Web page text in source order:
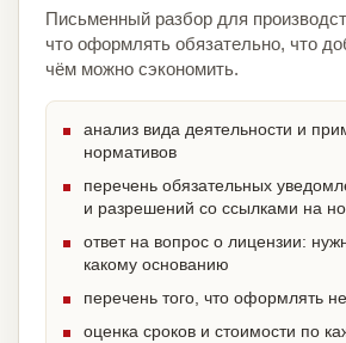
Письменный разбор для
что оформлять обязательно, что
чём можно сэкономить.
анализ вида деятельности и
нормативов
перечень обязательных
и разрешений со ссылками на
ответ на вопрос о лицензии:
какому основанию
перечень того, что оформлять
оценка сроков и стоимости по